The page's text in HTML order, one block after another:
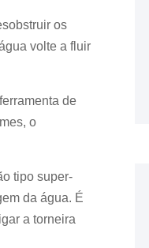
os
volte a fluir
de
o
tipo super-
da água. É
a torneira